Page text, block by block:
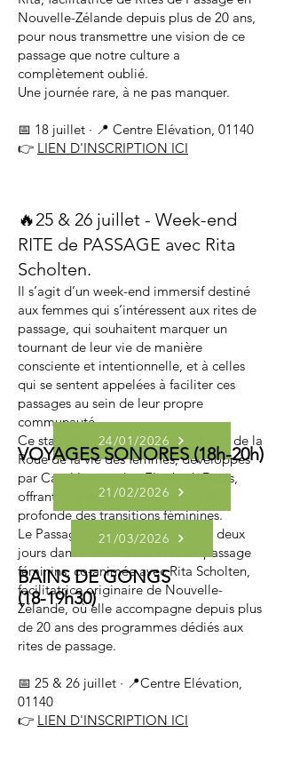
Nouvelle-Zélande depuis plus de 20 ans,
pour nous transmettre une vision de ce
passage que notre culture a
complètement oublié.
Une journée rare, à ne pas manquer.
📅 18 juillet · 📍 Centre Elévation, 01140
👉 LIEN D'INSCRIPTION ICI
🔥25 & 26 juillet - Week-end
RITE de PASSAGE avec Rita
Scholten.
Il s’agit d’un week-end immersif destiné
aux femmes qui s’intéressent aux rites de
passage, qui souhaitent marquer un
tournant de leur vie de manière
consciente et intentionnelle, et à celles
qui se sentent appelées à faciliter ces
passages au sein de leur propre
communauté.
Ce stage s’inspire des 13 archétypes de la
Roue de la vie des femmes, développés
par Carol Leonard et Elizabeth Davis,
offrant une expérience incarnée et
profonde des transitions féminines.
Le Passage est une immersion de deux
jours dans l’univers des rites de passage
féminins, co-animée avec Rita Scholten,
facilitatrice originaire de Nouvelle-
Zélande, où elle accompagne depuis plus
de 20 ans des programmes dédiés aux
rites de passage.
📅 25 & 26 juillet · 📍Centre Elévation,
01140
👉 LIEN D'INSCRIPTION ICI
24/01/2026
VOYAGES SONORES (18h-20h)
21/02/2026
21/03/2026
BAINS DE GONGS
(18-19h30)